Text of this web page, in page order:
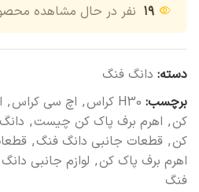
۱۹ نفر در حال مشاهده
دسته: دانگ فنگ
برچسب: H30 کراس , اچ سی کراس,
کن, اهرم برف پاک کن چیست,
کن, قطعات جانبی دانگ فنگ,
اهرم برف پاک کن, لوازم جانبی
فنگ